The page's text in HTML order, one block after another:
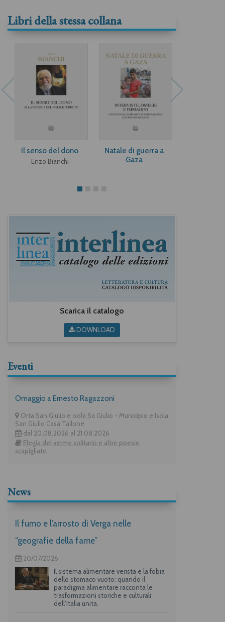
Libri della stessa collana
Il senso del dono
Enzo Bianchi
Natale di guerra a
Gaza
Scarica il catalogo
DOWNLOAD
Eventi
Omaggio a Ernesto Ragazzoni
Orta San Giulio e isola Sa Giulio - Municipio e Isola
San Giulio Casa Tallone
dal 20.08.2026 al 21.08.2026
Elegia del verme solitario e altre poesie
scapigliate
News
Il fumo e l’arrosto di Verga nelle
“geografie della fame”
20/07/2026
Il sistema alimentare verista e la fobia
dello stomaco vuoto: quando il
paradigma alimentare racconta le
trasformazioni storiche e culturali
dell’Italia unita.